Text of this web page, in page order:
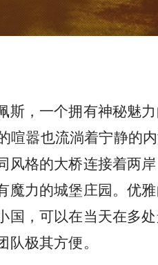
斯，一个拥有神秘魅
喧嚣也流淌着宁静的
风格的大桥连接着两
魔力的城堡庄园。优
国，可以在当天在多
队极其方便。